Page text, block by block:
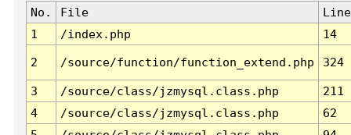
No. File
Line
1
/index.php 14
2 /source/function/function_extend.php 324
3 /source/class/jzmysql.class.php
211
4
/source/class/jzmysql.class.php
62